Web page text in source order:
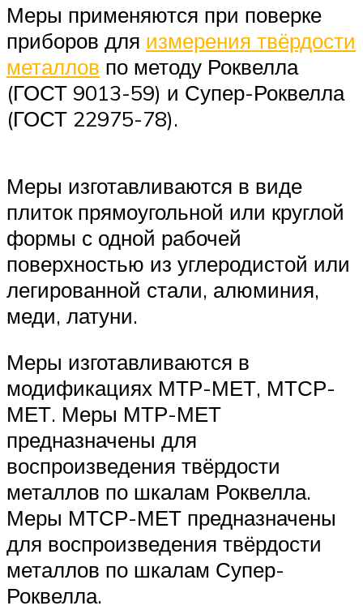
Меры применяются при поверке
приборов для измерения твёрдости
металлов по методу Роквелла
(ГОСТ 9013-59) и Супер-Роквелла
(ГОСТ 22975-78).
Меры изготавливаются в виде
плиток прямоугольной или круглой
формы с одной рабочей
поверхностью из углеродистой или
легированной стали, алюминия,
меди, латуни.
Меры изготавливаются в
модификациях МТР-МЕТ, МТСР-
МЕТ. Меры МТР-МЕТ
предназначены для
воспроизведения твёрдости
металлов по шкалам Роквелла.
Меры МТСР-МЕТ предназначены
для воспроизведения твёрдости
металлов по шкалам Супер-
Роквелла.